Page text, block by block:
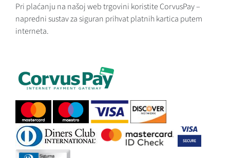
Pri plaćanju na našoj web trgovini koristite CorvusPay –
napredni sustav za siguran prihvat platnih kartica putem
interneta.